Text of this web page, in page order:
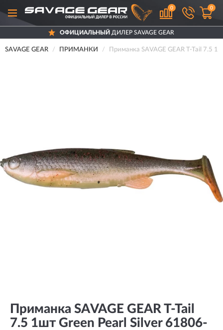
0 0
ОФИЦИАЛЬНЫЙ ДИЛЕР SAVAGE GEAR
SAVAGE GEAR ПРИМАНКИ Приманка SAVAGE GEAR T-Tail 7.5
Приманка SAVAGE GEAR T-Tail
7.5 1шт Green Pearl Silver 61806-